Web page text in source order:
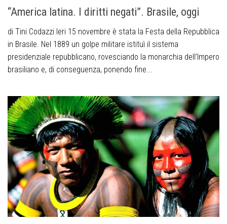
“America latina. I diritti negati”. Brasile, oggi
di Tini Codazzi Ieri 15 novembre è stata la Festa della Repubblica
in Brasile. Nel 1889 un golpe militare istituì il sistema
presidenziale repubblicano, rovesciando la monarchia dell’Impero
brasiliano e, di conseguenza, ponendo fine...